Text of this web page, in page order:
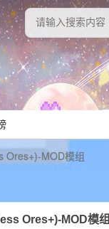
Ores+)-MOD模组
Ores+)-MOD模组